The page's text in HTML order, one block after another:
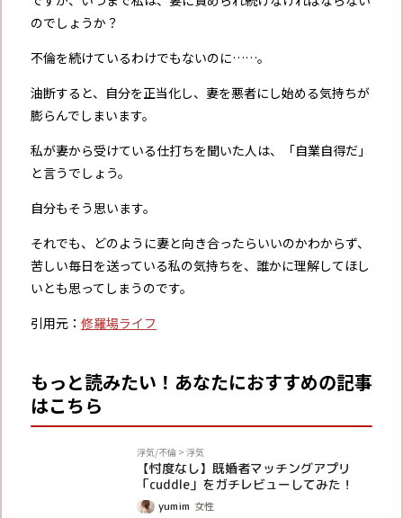
のでしょうか？
不倫を続けているわけでもないのに……。
油断すると、自分を正当化し、妻を悪者にし始める気持ちが
膨らんでしまいます。
私が妻から受けている仕打ちを聞いた人は、「自業自得だ」
と言うでしょう。
自分もそう思います。
それでも、どのように妻と向き合ったらいいのかわからず、
苦しい毎日を送っている私の気持ちを、誰かに理解してほし
いとも思ってしまうのです。
引用元： 修羅場ライフ
もっと読みたい！あなたにおすすめの記事
はこちら
浮気/不倫 > 浮気
【忖度なし】既婚者マッチングアプリ
「cuddle」をガチレビューしてみた！
yumim 女性